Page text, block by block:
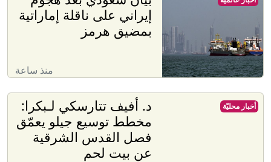
إيراني على ناقلة إماراتية
بمضيق هرمز
منذ ساعة
د. أفيف تتارسكي لـبكرا:
مخطط توسيع جيلو يعمّق
فصل القدس الشرقية
عن بيت لحم
أخبار محليّة